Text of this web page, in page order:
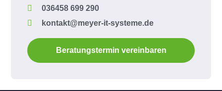
036458 699 290
kontakt@meyer-it-systeme.de
Beratungstermin vereinbaren